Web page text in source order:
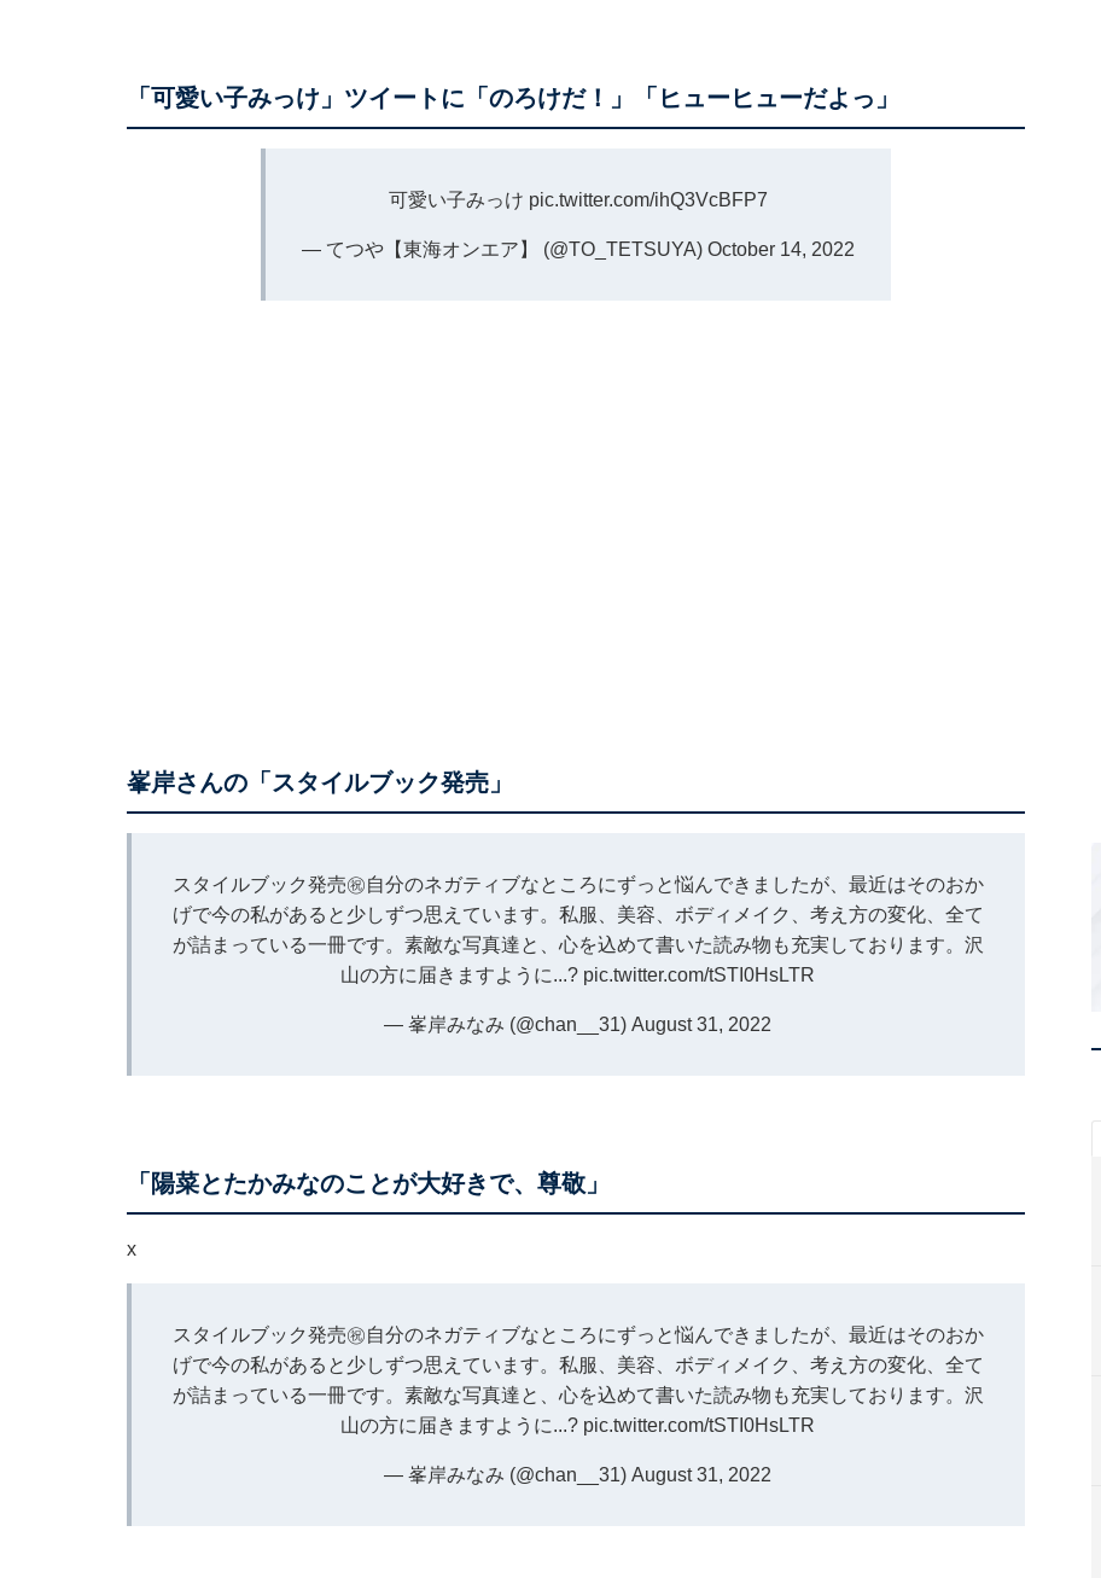
「可愛い子みっけ」ツイートに「のろけだ！」「ヒューヒューだよっ」
可愛い子みっけ pic.twitter.com/ihQ3VcBFP7
— てつや【東海オンエア】 (@TO_TETSUYA) October 14, 2022
峯岸さんの「スタイルブック発売」
スタイルブック発売㊗️自分のネガティブなところにずっと悩んできましたが、最近はそのおか
げで今の私があると少しずつ思えています。私服、美容、ボディメイク、考え方の変化、全て
が詰まっている一冊です。素敵な写真達と、心を込めて書いた読み物も充実しております。沢
山の方に届きますように...? pic.twitter.com/tSTI0HsLTR
— 峯岸みなみ (@chan__31) August 31, 2022
「陽菜とたかみなのことが大好きで、尊敬」
x
スタイルブック発売㊗️自分のネガティブなところにずっと悩んできましたが、最近はそのおか
げで今の私があると少しずつ思えています。私服、美容、ボディメイク、考え方の変化、全て
が詰まっている一冊です。素敵な写真達と、心を込めて書いた読み物も充実しております。沢
山の方に届きますように...? pic.twitter.com/tSTI0HsLTR
— 峯岸みなみ (@chan__31) August 31, 2022